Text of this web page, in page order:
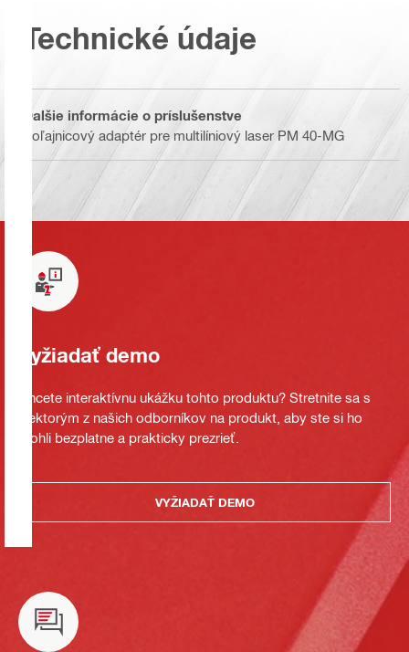
Technické údaje
Ďalšie informácie o príslušenstve
Koľajnicový adaptér pre multilíniový laser PM 40-MG
Vyžiadať demo
Chcete interaktívnu ukážku tohto produktu? Stretnite sa s
niektorým z našich odborníkov na produkt, aby ste si ho
mohli bezplatne a prakticky prezrieť.
VYŽIADAŤ DEMO